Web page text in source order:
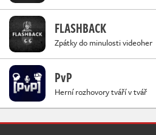
FLASHBACK
Zpátky do minulosti videoher
PvP
Herní rozhovory tváří v tvář